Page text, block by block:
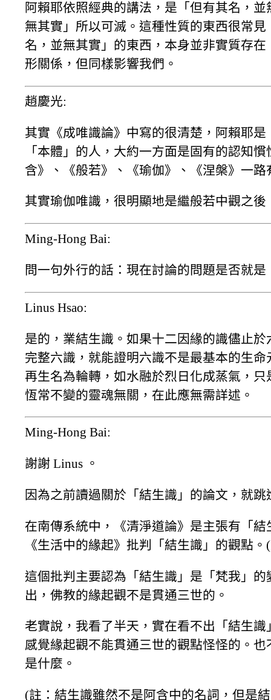
阿賴耶依照經典的講法，是「但有其名，
無其實」所以可滅。這種性質的東西很常
名，並無其實」的東西，本身並非實質存
形關係，但同樣影響我們。
趙慶光:
其實《成唯識論》中寫的很清楚，阿賴耶
「本體」的人，大約一方面是固有的認知
含》、《般若》、《瑜伽》、《涅槃》一
其實瑜伽唯識，很明顯地是繼般若中觀之
Ming-Hong Bai:
問一句外行的話：現在討論的問題是否就
Linus Hsao:
是的，業結生識。如果十二因緣的識儘止
完整六識，就能證明六識不是最基本的生
再生名為輪轉，如水融於烈日化成蒸氣，
恆常不變的靈魂無關，在此應無需詳述。
Ming-Hong Bai:
謝謝 Linus 。
因為之前讀過關於「結生識」的論文，就跳
在南傳系統中，《清淨道論》是主張有「
《生活中的緣起》批判「結生識」的觀點。(
這個批判主要認為「結生識」是「梵我」
出，佛教的緣起觀不是貫通三世的。
老實說，我看了半天，實在看不出「結生
感覺緣起觀不能貫通三世的觀點怪怪的。
是什麼。
(註：結生識雖然不是阿含中的名詞，但是